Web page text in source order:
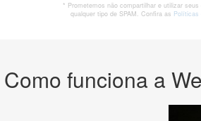
* Prometemos não compartilhar e utilizar
qualquer tipo de SPAM. Confira as Políticas
Como funciona a